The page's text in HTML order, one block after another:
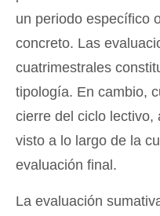
un periodo específico
concreto. Las
cuatrimestrales
tipología. En cambio,
cierre del ciclo lectivo,
visto a lo largo de la
evaluación final.
La evaluación